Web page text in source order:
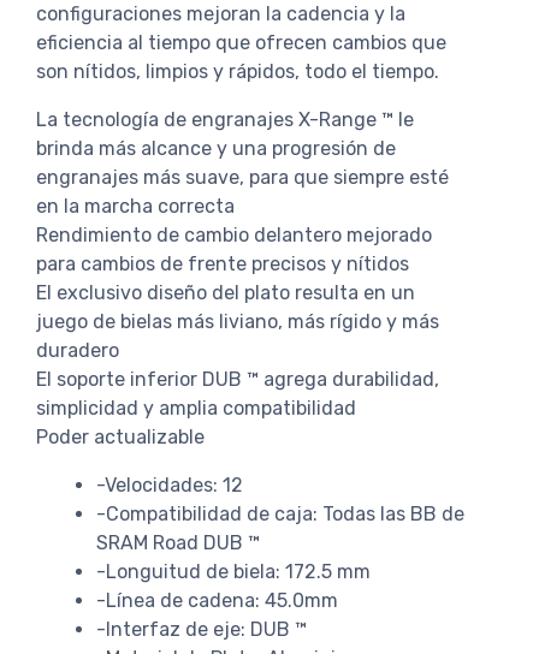
configuraciones mejoran la cadencia y la
eficiencia al tiempo que ofrecen cambios que
son nítidos, limpios y rápidos, todo el tiempo.
La tecnología de engranajes X-Range ™ le
brinda más alcance y una progresión de
engranajes más suave, para que siempre esté
en la marcha correcta
Rendimiento de cambio delantero mejorado
para cambios de frente precisos y nítidos
El exclusivo diseño del plato resulta en un
juego de bielas más liviano, más rígido y más
duradero
El soporte inferior DUB ™ agrega durabilidad,
simplicidad y amplia compatibilidad
Poder actualizable
-Velocidades: 12
-Compatibilidad de caja: Todas las BB de
SRAM Road DUB ™
-Longuitud de biela: 172.5 mm
-Línea de cadena: 45.0mm
-Interfaz de eje: DUB ™